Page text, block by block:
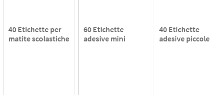
40 Etichette per
matite scolastiche
60 Etichette
adesive mini
40 Etichette
adesive piccole